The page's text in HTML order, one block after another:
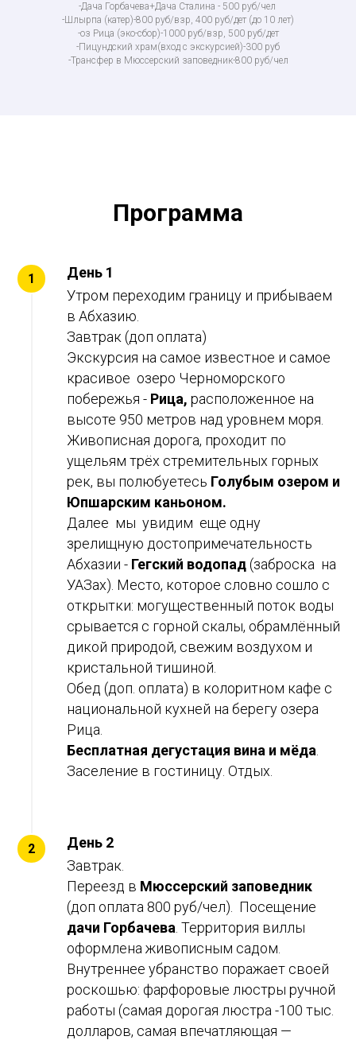
-Дача Горбачева+Дача Сталина - 500 руб/чел
-Шлырпа (катер)-800 руб/взр, 400 руб/дет (до 10 лет)
-оз Рица (эко-сбор)-1000 руб/взр, 500 руб/дет
-Пицундский храм(вход с экскурсией)-300 руб
-Трансфер в Мюссерский заповедник-800 руб/чел
Программа
День 1
Утром переходим границу и прибываем
в Абхазию.
Завтрак (доп оплата)
Экскурсия на самое известное и самое
красивое озеро Черноморского
побережья - Рица, расположенное на
высоте 950 метров над уровнем моря.
Живописная дорога, проходит по
ущельям трёх стремительных горных
рек, вы полюбуетесь Голубым озером и
Юпшарским каньоном.
Далее мы увидим еще одну
зрелищную достопримечательность
Абхазии - Гегский водопад(заброска на
УАЗах). Место, которое словно сошло с
открытки: могущественный поток воды
срывается с горной скалы, обрамлённый
дикой природой, свежим воздухом и
кристальной тишиной.
Обед (доп. оплата) в колоритном кафе с
национальной кухней на берегу озера
Рица.
Бесплатная дегустация вина и мёда
Заселение в гостиницу. Отдых.
День 2
Завтрак.
Переезд в Мюссерский заповедник
(доп оплата 800 руб/чел). Посещение
дачи Горбачева . Территория виллы
оформлена живописным садом.
Внутреннее убранство поражает своей
роскошью: фарфоровые люстры ручной
работы (самая дорогая люстра -100 тыс.
долларов, самая впечатляющая —